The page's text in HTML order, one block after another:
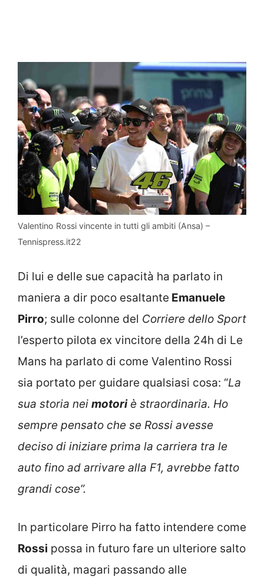
Valentino Rossi vincente in tutti gli ambiti (Ansa) –
Tennispress.it22
Di lui e delle sue capacità ha parlato in
maniera a dir poco esaltante Emanuele
Pirro; sulle colonne del Corriere dello Sport
l’esperto pilota ex vincitore della 24h di Le
Mans ha parlato di come Valentino Rossi
sia portato per guidare qualsiasi cosa: “La
sua storia nei motoriè straordinaria. Ho
sempre pensato che se Rossi avesse
deciso di iniziare prima la carriera tra le
auto fino ad arrivare alla F1, avrebbe fatto
grandi cose”.
In particolare Pirro ha fatto intendere come
Rossi possa in futuro fare un ulteriore salto
di qualità, magari passando alle